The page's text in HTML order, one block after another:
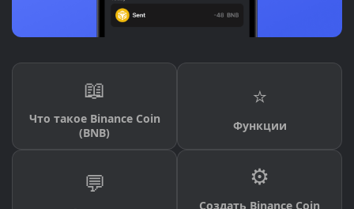
📖
Что такое Binance Coin
(BNB)
⭐
Функции
💬 ⚙️
Создать Binance Coin